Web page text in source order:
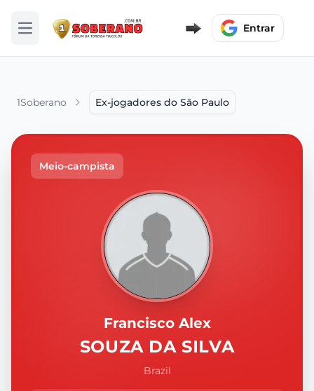
Abrir menu Entrar
1Soberano Ex-jogadores do São Paulo
Meio-campista
Francisco Alex
SOUZA DA SILVA
Brazil